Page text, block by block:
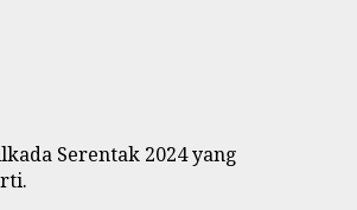
Serentak 2024 yang